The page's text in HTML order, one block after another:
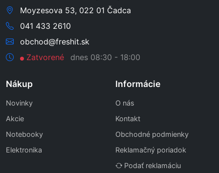
Moyzesova 53, 022 01 Čadca
041 433 2610
obchod@freshit.sk
Zatvorené
dnes 08:30 - 18:00
Nákup
Novinky
Akcie
Notebooky
Elektronika
Informácie
O nás
Kontakt
Obchodné podmienky
Reklamačný poriadok
Podať reklamáciu